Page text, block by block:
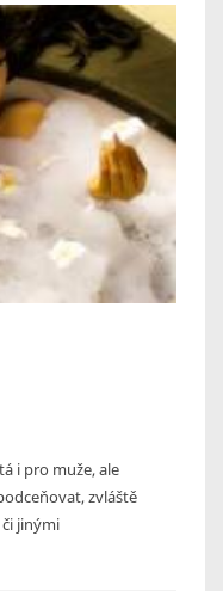
i pro muže, ale
zvláště
jinými